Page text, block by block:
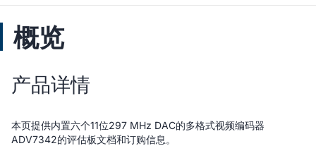
概览
产品详情
本页提供内置六个11位297 MHz DAC的多格式视频编码器
ADV7342的评估板文档和订购信息。